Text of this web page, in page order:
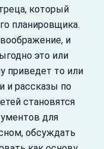
который
планировщика.
и
это или
приведет то или
и рассказы по
становятся
для
обсуждать